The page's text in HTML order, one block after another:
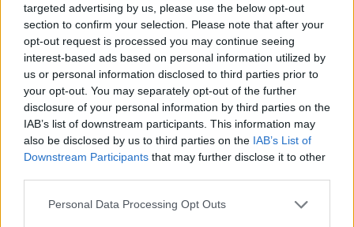
targeted advertising by us, please use the below opt-out
section to confirm your selection. Please note that after your
opt-out request is processed you may continue seeing
interest-based ads based on personal information utilized by
us or personal information disclosed to third parties prior to
your opt-out. You may separately opt-out of the further
disclosure of your personal information by third parties on the
IAB’s list of downstream participants. This information may
also be disclosed by us to third parties on the IAB’s List of
Downstream Participants that may further disclose it to other
Personal Data Processing Opt Outs
Πάντα ένας Θεοδωράκης θα ξεπλένει το Μητσοτακέικο
Κατά τα άλλα, να πούμε και ένα (ειρωνικότατο)
μπράβο στον Σταύρο Θεοδωράκη, ο οποίος επειδή
είναι γνωστή «αλεπού των πάγκων», ακολουθεί
πιστά τηνπαράδοση που θέλει και από έναν
«Θεοδωράκη» να «ξεπλένει» κάποια στιγμή τους
Μητσοτάκηδες.